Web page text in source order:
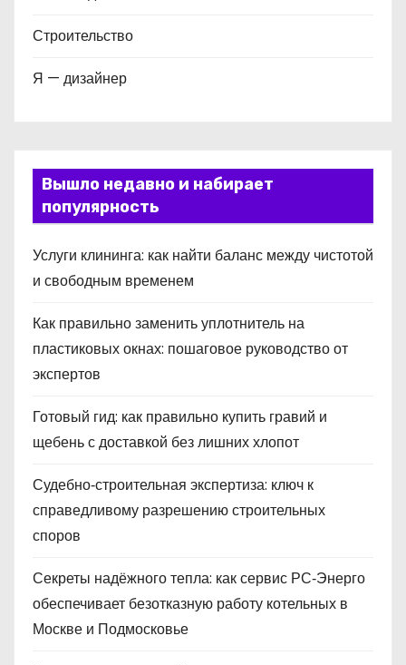
Строительство
Я — дизайнер
Вышло недавно и набирает
популярность
Услуги клининга: как найти баланс между чистотой
и свободным временем
Как правильно заменить уплотнитель на
пластиковых окнах: пошаговое руководство от
экспертов
Готовый гид: как правильно купить гравий и
щебень с доставкой без лишних хлопот
Судебно‑строительная экспертиза: ключ к
справедливому разрешению строительных
споров
Секреты надёжного тепла: как сервис РС‑Энерго
обеспечивает безотказную работу котельных в
Москве и Подмосковье